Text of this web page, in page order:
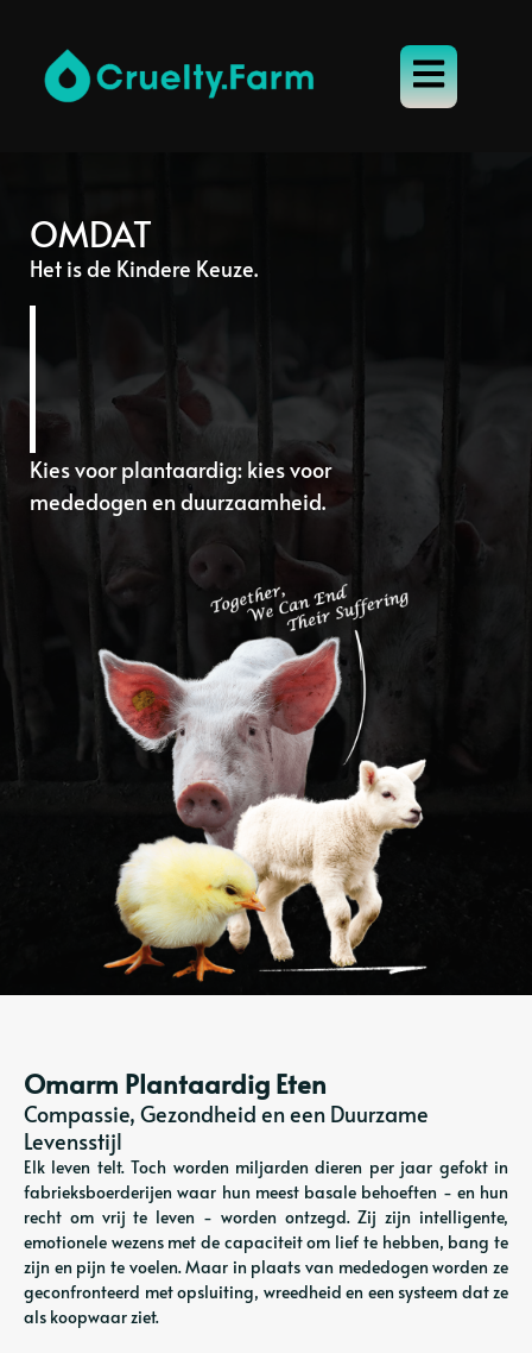
OMDAT
Het is de Kindere Keuze.
Kies voor plantaardig: kies voor
mededogen en duurzaamheid.
Omarm Plantaardig Eten
Compassie, Gezondheid en een Duurzame
Levensstijl
Elk leven telt. Toch worden miljarden dieren per jaar gefokt in
fabrieksboerderijen waar hun meest basale behoeften - en hun
recht om vrij te leven - worden ontzegd. Zij zijn intelligente,
emotionele wezens met de capaciteit om lief te hebben, bang te
zijn en pijn te voelen. Maar in plaats van mededogen worden ze
geconfronteerd met opsluiting, wreedheid en een systeem dat ze
als koopwaar ziet.